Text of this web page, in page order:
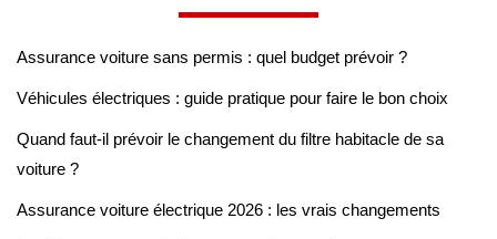
Assurance voiture sans permis : quel budget prévoir ?
Véhicules électriques : guide pratique pour faire le bon choix
Quand faut-il prévoir le changement du filtre habitacle de sa
voiture ?
Assurance voiture électrique 2026 : les vrais changements